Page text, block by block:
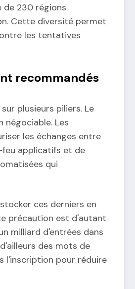
de 230 régions
Cette diversité permet
les tentatives
recommandés
plusieurs piliers. Le
Les
les échanges entre
feu applicatifs et de
qui
ces derniers en
précaution est d'autant
milliard d'entrées dans
des mots de
l'inscription pour réduire